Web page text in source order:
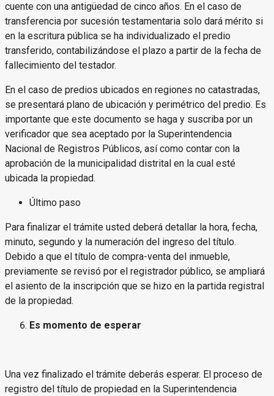
cuente con una antigüedad de cinco años. En el caso de
transferencia por sucesión testamentaria solo dará mérito si
en la escritura pública se ha individualizado el predio
transferido, contabilizándose el plazo a partir de la fecha de
fallecimiento del testador.
En el caso de predios ubicados en regiones no catastradas,
se presentará plano de ubicación y perimétrico del predio. Es
importante que este documento se haga y suscriba por un
verificador que sea aceptado por la Superintendencia
Nacional de Registros Públicos, así como contar con la
aprobación de la municipalidad distrital en la cual esté
ubicada la propiedad.
Último paso
Para finalizar el trámite usted deberá detallar la hora, fecha,
minuto, segundo y la numeración del ingreso del título.
Debido a que el título de compra-venta del inmueble,
previamente se revisó por el registrador público, se ampliará
el asiento de la inscripción que se hizo en la partida registral
de la propiedad.
Es momento de esperar
Una vez finalizado el trámite deberás esperar. El proceso de
registro del título de propiedad en la Superintendencia